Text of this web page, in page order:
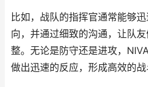
比如，战队的指挥官通常能够
向，并通过细致的沟通，让队
整。无论是防守还是进攻，
做出迅速的反应，形成高效的战